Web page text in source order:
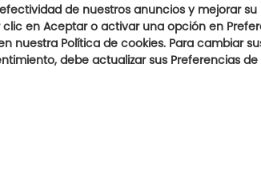
de nuestros anuncios y mejorar
en Aceptar o activar una opción en
nuestra Política de cookies. Para cambiar
debe actualizar sus Preferencias de